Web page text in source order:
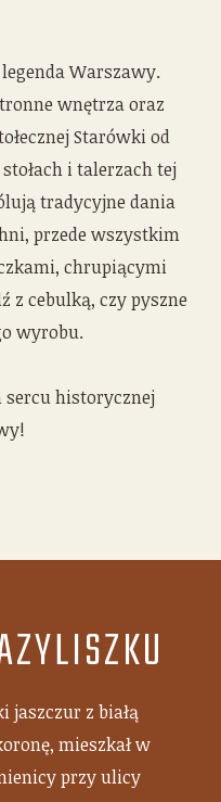
Warszawy.
wnętrza oraz
Starówki od
i talerzach tej
tradycyjne dania
przede wszystkim
chrupiącymi
z cebulką, czy pyszne
wyrobu.
sercu historycznej
jaszczur z białą
mieszkał w
przy ulicy